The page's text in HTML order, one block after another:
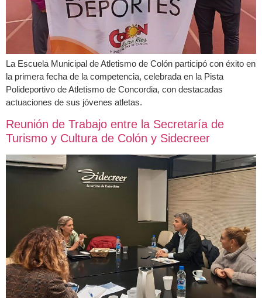
La Escuela Municipal de Atletismo de Colón participó con éxito en
la primera fecha de la competencia, celebrada en la Pista
Polideportivo de Atletismo de Concordia, con destacadas
actuaciones de sus jóvenes atletas.
Reunión de Trabajo entre la Secretaría de
Turismo y Cultura de Colón y Sidecreer